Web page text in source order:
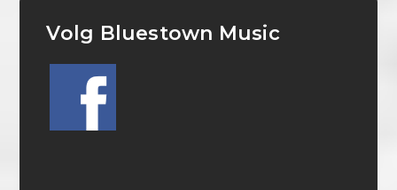
Volg Bluestown Music